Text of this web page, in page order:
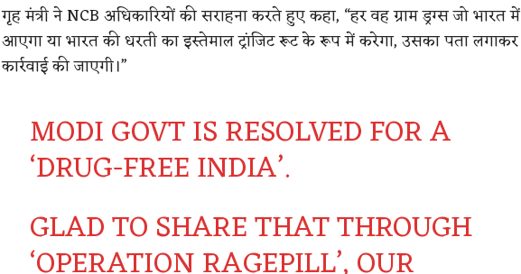
गृह मंत्री ने NCB अधिकारियों की सराहना करते हुए कहा, “हर वह ग्राम ड्रग्स जो भारत में
आएगा या भारत की धरती का इस्तेमाल ट्रांजिट रूट के रूप में करेगा, उसका पता लगाकर
कार्रवाई की जाएगी।”
MODI GOVT IS RESOLVED FOR A
‘DRUG-FREE INDIA’.
GLAD TO SHARE THAT THROUGH